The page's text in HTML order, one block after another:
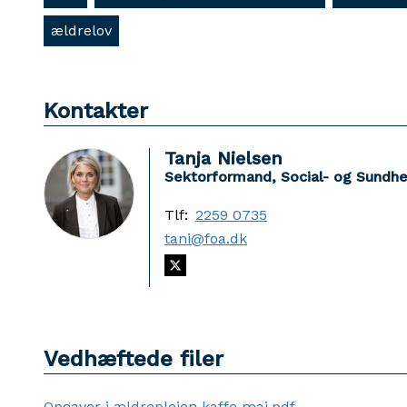
ældrelov
Kontakter
Tanja Nielsen
Sektorformand, Social- og
Tlf: 2259 0735
tani@foa.dk
Vedhæftede filer